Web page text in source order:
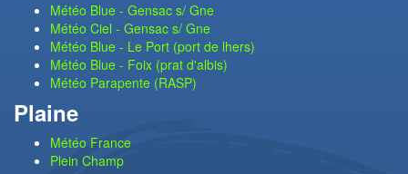
Météo Blue - Gensac s/ Gne
Météo Ciel - Gensac s/ Gne
Météo Blue - Le Port (port de lhers)
Météo Blue - Foix (prat d'albis)
Météo Parapente (RASP)
Plaine
Météo France
Plein Champ